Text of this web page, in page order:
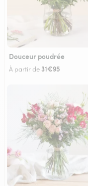
Douceur poudrée
À partir de 31€95